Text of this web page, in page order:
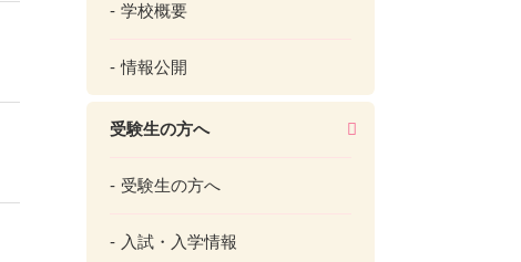
学校概要
情報公開
受験生の方へ
受験生の方へ
入試・入学情報